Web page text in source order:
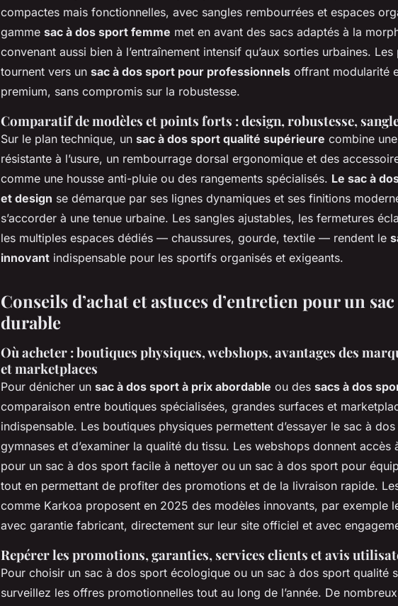
compactes mais fonctionnelles, avec sangles rembourrées et espaces
gamme sac à dos sport femme met en avant des sacs adaptés à la
convenant aussi bien à l’entraînement intensif qu’aux sorties urbaines.
tournent vers un sac à dos sport pour professionnels offrant modularité
premium, sans compromis sur la robustesse.
Comparatif de modèles et points forts : design, robustesse,
Sur le plan technique, un sac à dos sport qualité supérieure combine
résistante à l’usure, un rembourrage dorsal ergonomique et des
comme une housse anti-pluie ou des rangements spécialisés. Le sac à
et design se démarque par ses lignes dynamiques et ses finitions
s’accorder à une tenue urbaine. Les sangles ajustables, les fermetures
les multiples espaces dédiés — chaussures, gourde, textile — rendent le
innovant indispensable pour les sportifs organisés et exigeants.
Conseils d’achat et astuces d’entretien pour un
durable
Où acheter : boutiques physiques, webshops, avantages des
et marketplaces
Pour dénicher un sac à dos sport à prix abordable ou des sacs à dos
comparaison entre boutiques spécialisées, grandes surfaces et
indispensable. Les boutiques physiques permettent d’essayer le sac à
gymnases et d’examiner la qualité du tissu. Les webshops donnent accès
pour un sac à dos sport facile à nettoyer ou un sac à dos sport pour
tout en permettant de profiter des promotions et de la livraison rapide.
comme Karkoa proposent en 2025 des modèles innovants, par exemple
avec garantie fabricant, directement sur leur site officiel et avec
Repérer les promotions, garanties, services clients et avis
Pour choisir un sac à dos sport écologique ou un sac à dos sport qualité
surveillez les offres promotionnelles tout au long de l’année. De